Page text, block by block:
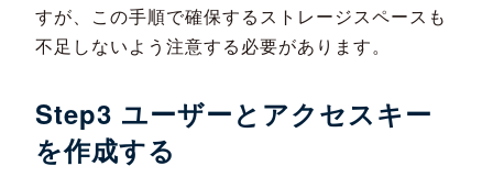
すが、この手順で確保するストレージスペースも
不足しないよう注意する必要があります。
Step3 ユーザーとアクセスキー
を作成する